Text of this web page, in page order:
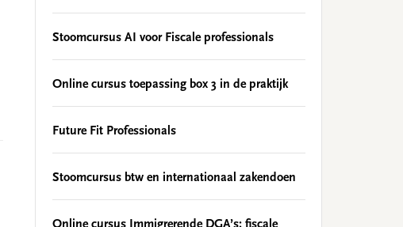
Stoomcursus AI voor Fiscale professionals
Online cursus toepassing box 3 in de praktijk
Future Fit Professionals
Stoomcursus btw en internationaal zakendoen